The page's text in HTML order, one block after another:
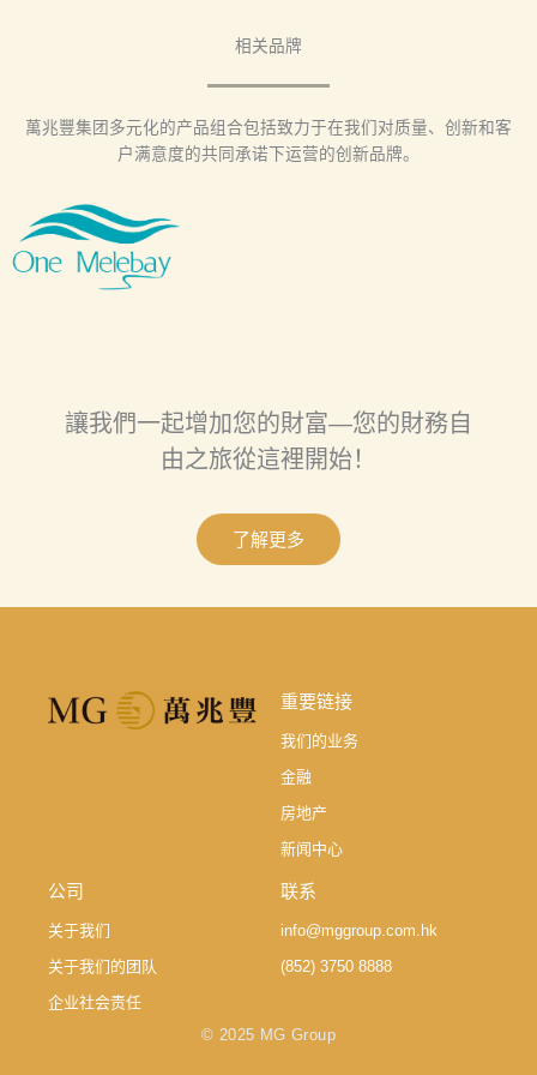
相关品牌
萬兆豐集团多元化的产品组合包括致力于在我们对质量、创新和客
户满意度的共同承诺下运营的创新品牌。
讓我們一起增加您的財富—您的財務自
由之旅從這裡開始！
了解更多
重要链接
我们的业务
金融
房地产
新闻中心
公司
关于我们
关于我们的团队
企业社会责任
联系
info@mggroup.com.hk
(852) 3750 8888
© 2025 MG Group